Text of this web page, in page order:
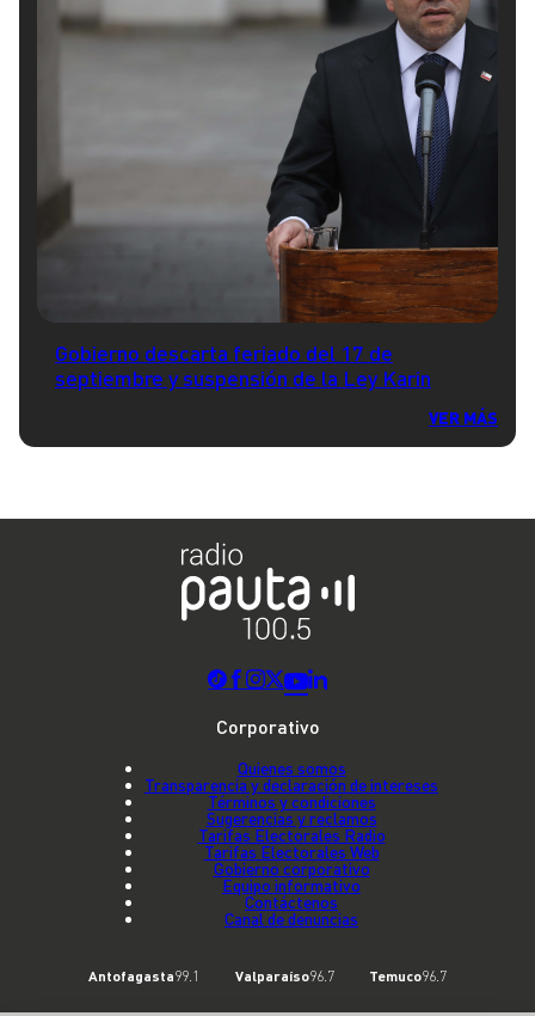
Gobierno descarta feriado del 17 de
septiembre y suspensión de la Ley Karin
VER MÁS
Corporativo
Quienes somos
Transparencia y declaración de intereses
Términos y condiciones
Sugerencias y reclamos
Tarifas Electorales Radio
Tarifas Electorales Web
Gobierno corporativo
Equipo informativo
Contáctenos
Canal de denuncias
Antofagasta99.1 Valparaíso96.7 Temuco96.7